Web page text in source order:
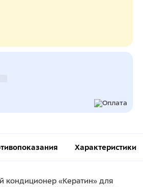
Характеристики
кондиционер «Кератин» для